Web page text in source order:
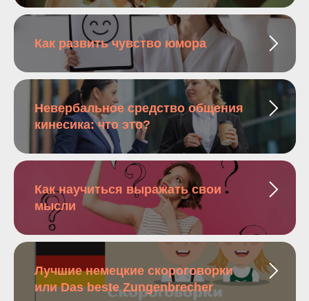
Как развить чувство юмора
Невербальное средство общения
кинесика: что это?
Как научиться выражать свои
мысли
Лучшие немецкие скороговорки
или Das beste Zungenbrecher